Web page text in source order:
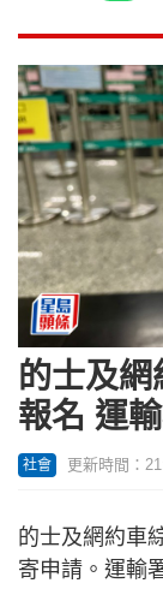
的士及
報名 運
社會 更新時間：
的士及網約車
寄申請。運輸